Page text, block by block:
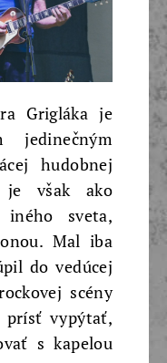
Grigláka je
jedinečným
hudobnej
je však ako
sveta,
Mal iba
do vedúcej
scény
prísť vypýtať,
s kapelou